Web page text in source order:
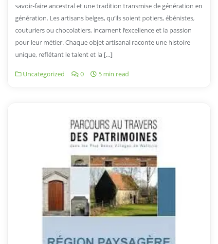
savoir-faire ancestral et une tradition transmise de génération en
génération. Les artisans belges, qu’ils soient potiers, ébénistes,
couturiers ou chocolatiers, incarnent l’excellence et la passion
pour leur métier. Chaque objet artisanal raconte une histoire
unique, reflétant le talent et la […]
Uncategorized 0 5 min read